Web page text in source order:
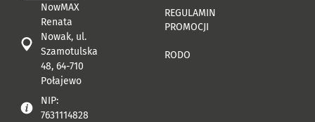
NowMAX
Renata
Nowak, ul.
Szamotulska
48, 64-710
Połajewo
NIP:
7631114828
REGULAMIN
PROMOCJI
RODO